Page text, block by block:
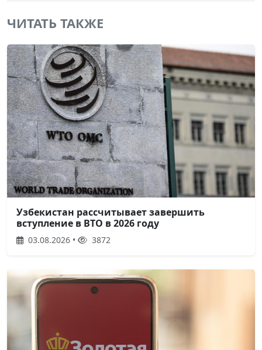
ЧИТАТЬ ТАКЖЕ
Узбекистан рассчитывает завершить
вступление в ВТО в 2026 году
03.08.2026 • 3872